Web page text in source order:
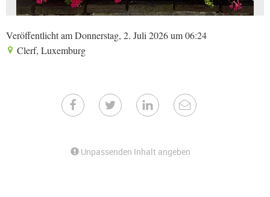
Veröffentlicht am Donnerstag, 2. Juli 2026 um 06:24
Clerf, Luxemburg
Unpassenden Inhalt angeben